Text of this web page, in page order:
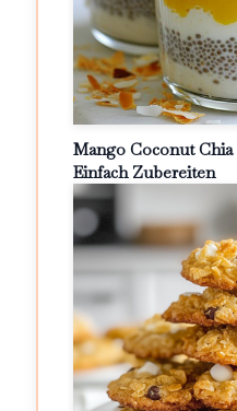
Mango Coconut
Einfach Zubereiten